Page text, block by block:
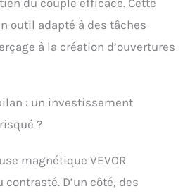
du couple efficace. Cette
outil adapté à des tâches
à la création d’ouvertures
: un investissement
?
magnétique VEVOR
D’un côté, des